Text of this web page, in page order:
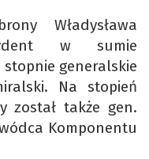
Władysława
w sumie
stopnie generalskie
Na stopień
został także gen.
Komponentu